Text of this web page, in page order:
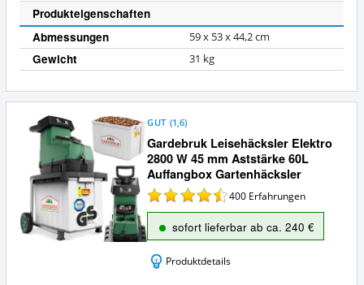
Produkteigenschaften
Abmessungen
59 x 53 x 44,2 cm
Gewicht 31 kg
Gardebruk Leisehäcksler Elektro
2800 W 45 mm Aststärke 60L
Auffangbox Gartenhäcksler
GUT (1,6)
400 Erfahrungen
sofort lieferbar ab ca. 240 €
Produktdetails